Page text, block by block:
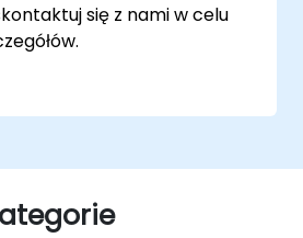
się z nami w celu